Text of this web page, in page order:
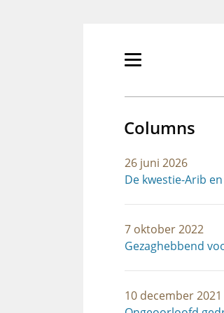
Primair
tonen/verbergen
Columns
26 juni 2026
De kwestie-Arib
7 oktober 2022
Gezaghebbend
10 december 2021